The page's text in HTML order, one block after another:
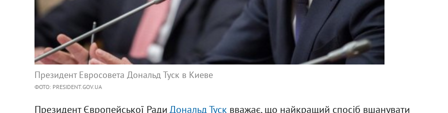
Президент Евросовета Дональд Туск в Киеве
ФОТО: PRESIDENT.GOV.UA
Президент Європейської РадиДональд Туск вважає, що найкращий спосіб вшанувати